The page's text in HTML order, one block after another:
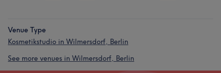
Venue Type
Kosmetikstudio in Wilmersdorf, Berlin
See more venues in Wilmersdorf, Berlin